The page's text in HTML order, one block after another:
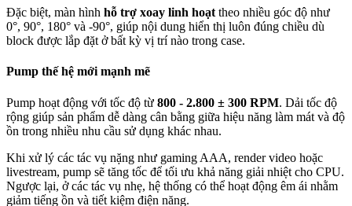
Đặc biệt, màn hình hỗ trợ xoay linh hoạt theo nhiều góc độ như
0°, 90°, 180° và -90°, giúp nội dung hiển thị luôn đúng chiều dù
block được lắp đặt ở bất kỳ vị trí nào trong case.
Pump thế hệ mới mạnh mẽ
Pump hoạt động với tốc độ từ 800 - 2.800 ± 300 RPM. Dải tốc độ
rộng giúp sản phẩm dễ dàng cân bằng giữa hiệu năng làm mát và độ
ồn trong nhiều nhu cầu sử dụng khác nhau.
Khi xử lý các tác vụ nặng như gaming AAA, render video hoặc
livestream, pump sẽ tăng tốc để tối ưu khả năng giải nhiệt cho CPU.
Ngược lại, ở các tác vụ nhẹ, hệ thống có thể hoạt động êm ái nhằm
giảm tiếng ồn và tiết kiệm điện năng.